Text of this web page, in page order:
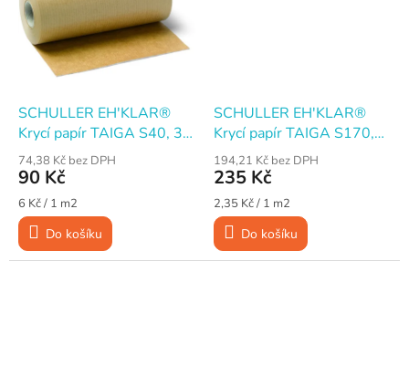
SCHULLER EH'KLAR®
Krycí papír TAIGA S40, 30
cm × 50 m
74,38 Kč bez DPH
90 Kč
Měrná
cena:
6 Kč / 1 m2
Do košíku
SCHULLER EH'KLAR®
Krycí papír TAIGA S170,
100 cm × 10 m
194,21 Kč bez DPH
235 Kč
Měrná
cena:
2,35 Kč / 1 m2
Do košíku